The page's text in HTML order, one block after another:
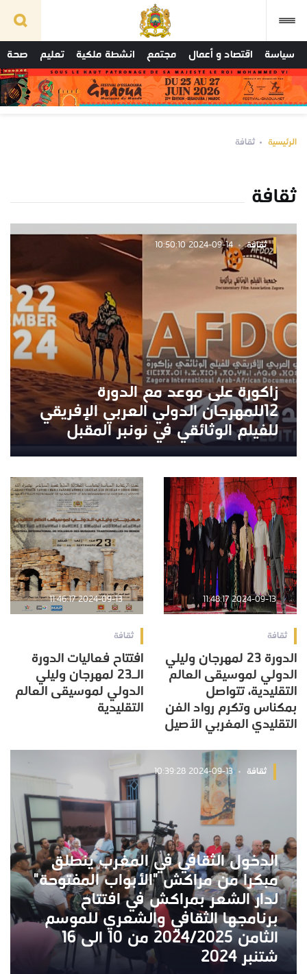
سياسة اقتصاد و أعمال مجتمع انشطة ملكية تعليم صحة
الرئيسية ثقافة
ثقافة
ثقافة 2024-09-14 10:50:10
زاكورة على موعد مع الدورة
12للمهرجان الدولي العربي الإفريقي
للفيلم الوثائقي في نونبر المقبل
2024-09-13 11:48:17
ثقافة
الدورة 23 لمهرجان وليلي
الدولي لموسيقى العالم
التقليدية، تتواصل
بمكناس وتكرم رواد الفن
التقليدي المغربي الأصيل
2024-09-13 11:46:17
ثقافة
افتتاح فعاليات الدورة
الـ23 لمهرجان وليلي
الدولي لموسيقى العالم
التقليدية
ثقافة 2024-09-13 10:39:28
الدخول الثقافي في المغرب ينطلق
مبكرا من مراكش "الأبواب المفتوحة"
لدار الشعر بمراكش في افتتاح
برنامجها الثقافي والشعري للموسم
الثامن 2024/2025 من 10 الى 16
شتنبر 2024